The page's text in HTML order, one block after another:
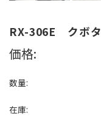
RX-306E クボタ
価格:
数量:
在庫: